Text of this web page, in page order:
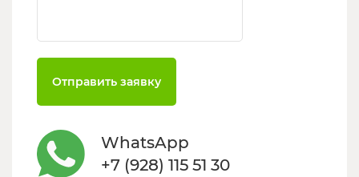
Отправить заявку
WhatsApp
+7 (928) 115 51 30